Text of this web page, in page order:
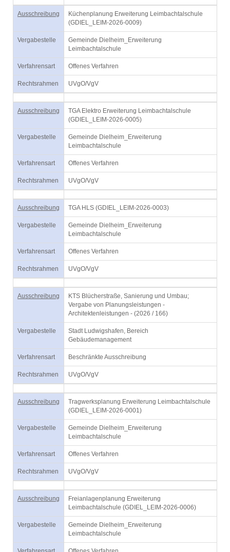
Ausschreibung
Küchenplanung Erweiterung Leimbachtalschule
(GDIEL_LEIM-2026-0009)
Vergabestelle
Gemeinde Dielheim_Erweiterung
Leimbachtalschule
Verfahrensart Offenes Verfahren
Rechtsrahmen UVgO/VgV
Ausschreibung
TGA Elektro Erweiterung Leimbachtalschule
(GDIEL_LEIM-2026-0005)
Vergabestelle
Gemeinde Dielheim_Erweiterung
Leimbachtalschule
Verfahrensart Offenes Verfahren
Rechtsrahmen UVgO/VgV
Ausschreibung TGA HLS (GDIEL_LEIM-2026-0003)
Vergabestelle
Gemeinde Dielheim_Erweiterung
Leimbachtalschule
Verfahrensart Offenes Verfahren
Rechtsrahmen UVgO/VgV
Ausschreibung
KTS Blücherstraße, Sanierung und Umbau;
Vergabe von Planungsleistungen -
Architektenleistungen - (2026 / 166)
Vergabestelle
Stadt Ludwigshafen, Bereich
Gebäudemanagement
Verfahrensart Beschränkte Ausschreibung
Rechtsrahmen UVgO/VgV
Ausschreibung
Tragwerksplanung Erweiterung Leimbachtalschule
(GDIEL_LEIM-2026-0001)
Vergabestelle
Gemeinde Dielheim_Erweiterung
Leimbachtalschule
Verfahrensart Offenes Verfahren
Rechtsrahmen UVgO/VgV
Ausschreibung
Freianlagenplanung Erweiterung
Leimbachtalschule (GDIEL_LEIM-2026-0006)
Vergabestelle
Gemeinde Dielheim_Erweiterung
Leimbachtalschule